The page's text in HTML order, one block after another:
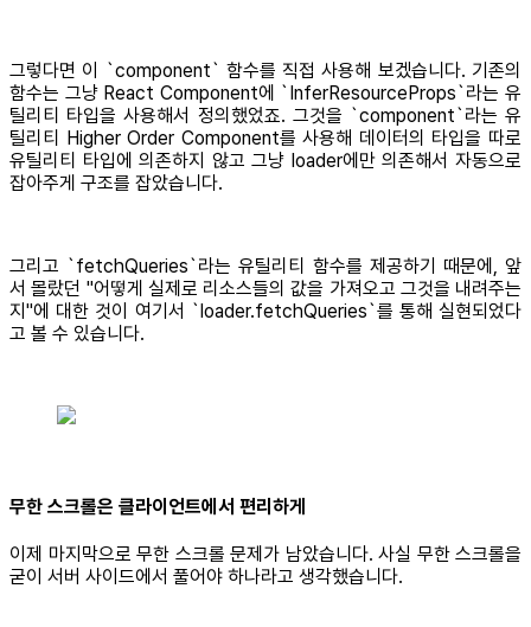
그렇다면 이 `component` 함수를 직접 사용해 보겠습니다. 기존의
함수는 그냥 React Component에 `InferResourceProps`라는 유
틸리티 타입을 사용해서 정의했었죠. 그것을 `component`라는 유
틸리티 Higher Order Component를 사용해 데이터의 타입을 따로
유틸리티 타입에 의존하지 않고 그냥 loader에만 의존해서 자동으로
잡아주게 구조를 잡았습니다.
그리고 `fetchQueries`라는 유틸리티 함수를 제공하기 때문에, 앞
서 몰랐던 "어떻게 실제로 리소스들의 값을 가져오고 그것을 내려주는
지"에 대한 것이 여기서 `loader.fetchQueries`를 통해 실현되었다
고 볼 수 있습니다.
무한 스크롤은 클라이언트에서 편리하게
이제 마지막으로 무한 스크롤 문제가 남았습니다. 사실 무한 스크롤을
굳이 서버 사이드에서 풀어야 하나라고 생각했습니다.